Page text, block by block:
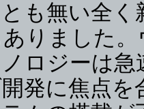
も無い全
りました
ロジーは
発に焦点